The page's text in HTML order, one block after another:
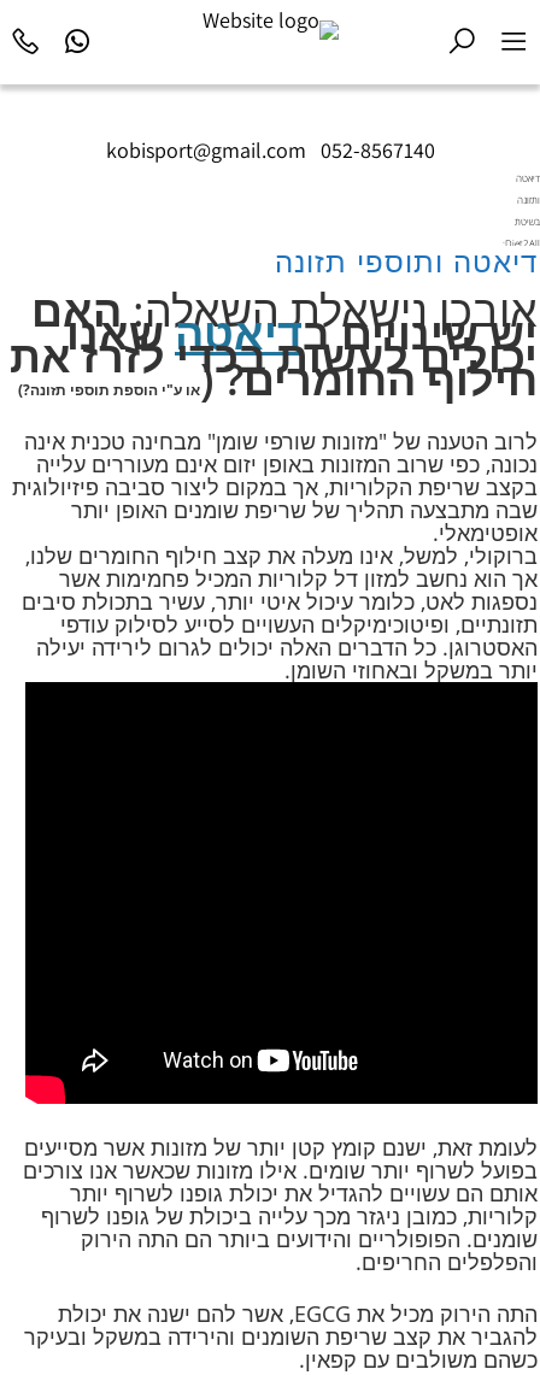
kobisport@gmail.com 052-8567140
דיאטה
ותזונה
בשיטת
Diet2All:
המדע
הגוף
המושלם.
דיאטה ותוספי תזונה
אובכן נישאלת השאלה:האם יש שינויים בדיאטהשאנו
יכולים לעשות בכדי לזרז את
חילוף החומרים? (או ע"י הוספת תוספי תזונה?)
לרוב הטענה של "מזונות שורפי שומן" מבחינה טכנית אינה
נכונה, כפי שרוב המזונות באופן יזום אינם מעוררים עלייה
בקצב שריפת הקלוריות, אך במקום ליצור סביבה פיזיולוגית
שבה מתבצעה תהליך של שריפת שומנים האופן יותר
אופטימאלי.
ברוקולי, למשל, אינו מעלה את קצב חילוף החומרים שלנו,
אך הוא נחשב למזון דל קלוריות המכיל פחמימות אשר
נספגות לאט, כלומר עיכול איטי יותר, עשיר בתכולת סיבים
תזונתיים, ופיטוכימיקלים העשויים לסייע לסילוק עודפי
האסטרוגן. כל הדברים האלה יכולים לגרום לירידה יעילה
יותר במשקל ובאחוזי השומן.
לעומת זאת, ישנם קומץ קטן יותר של מזונות אשר מסייעים
בפועל לשרוף יותר שומים. אילו מזונות שכאשר אנו צורכים
אותם הם עשויים להגדיל את יכולת גופנו לשרוף יותר
קלוריות, כמובן ניגזר מכך עלייה ביכולת של גופנו לשרוף
שומנים. הפופולריים והידועים ביותר הם התה הירוק
והפלפלים החריפים.
התה הירוק מכיל את EGCG, אשר להם ישנה את יכולת
להגביר את קצב שריפת השומנים והירידה במשקל ובעיקר
כשהם משולבים עם קפאין.